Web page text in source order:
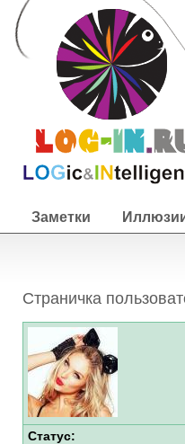
Заметки
Страничка
Статус: